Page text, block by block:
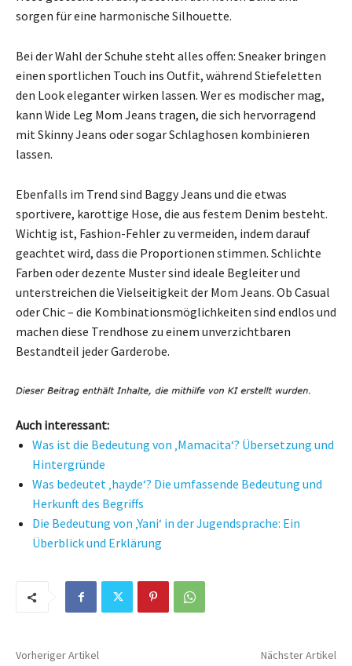
sorgen für eine harmonische Silhouette.
Bei der Wahl der Schuhe steht alles offen: Sneaker bringen
einen sportlichen Touch ins Outfit, während Stiefeletten
den Look eleganter wirken lassen. Wer es modischer mag,
kann Wide Leg Mom Jeans tragen, die sich hervorragend
mit Skinny Jeans oder sogar Schlaghosen kombinieren
lassen.
Ebenfalls im Trend sind Baggy Jeans und die etwas
sportivere, karottige Hose, die aus festem Denim besteht.
Wichtig ist, Fashion-Fehler zu vermeiden, indem darauf
geachtet wird, dass die Proportionen stimmen. Schlichte
Farben oder dezente Muster sind ideale Begleiter und
unterstreichen die Vielseitigkeit der Mom Jeans. Ob Casual
oder Chic – die Kombinationsmöglichkeiten sind endlos und
machen diese Trendhose zu einem unverzichtbaren
Bestandteil jeder Garderobe.
Auch interessant:
Was ist die Bedeutung von ‚Mamacita‘? Übersetzung und
Hintergründe
Was bedeutet ‚hayde‘? Die umfassende Bedeutung und
Herkunft des Begriffs
Die Bedeutung von ‚Yani‘ in der Jugendsprache: Ein
Überblick und Erklärung
Vorheriger Artikel Nächster Artikel